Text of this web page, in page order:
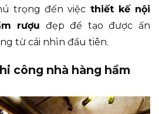
trọng đến việc thiết kế nội
rượu đẹp để tạo được ấn
từ cái nhìn đầu tiên.
công nhà hàng hầm